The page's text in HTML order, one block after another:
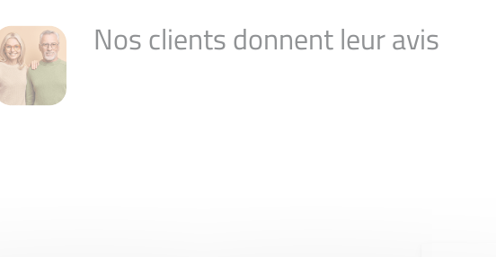
Nos clients donnent leur avis